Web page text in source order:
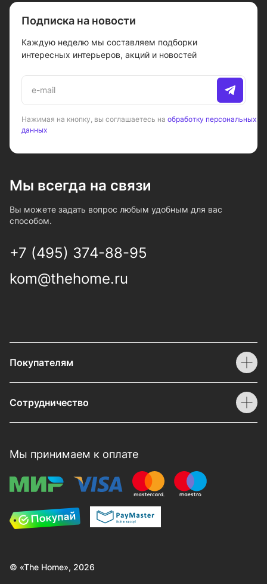
Подписка на новости
Каждую неделю мы составляем подборки
интересных интерьеров, акций и новостей
Нажимая на кнопку, вы соглашаетесь на обработку персональных
данных
Мы всегда на связи
Вы можете задать вопрос любым удобным для вас
способом.
+7 (495) 374-88-95
kom@thehome.ru
Покупателям
Сотрудничество
Мы принимаем к оплате
© «The Home», 2026